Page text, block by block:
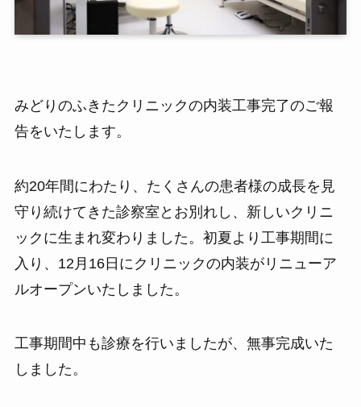
みどりのふきたクリニックの内装工事完了のご報
告をいたします。
約20年間にわたり、たくさんの患者様の成長を見
守り続けてきた診察室とお別れし、新しいクリニ
ックに生まれ変わりました。初夏より工事期間に
入り、12月16日にクリニックの内装がリニューア
ルオープンいたしました。
工事期間中も診療を行いましたが、無事完成いた
しました。